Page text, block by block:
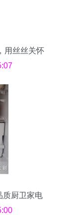
用丝丝关怀
旧记中秋
质厨卫家电